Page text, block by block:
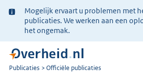
Ter
informatie:
Mogelijk ervaart u problemen met
publicaties. We werken aan een
het ongemak.
U
Publicaties Officiële publicaties